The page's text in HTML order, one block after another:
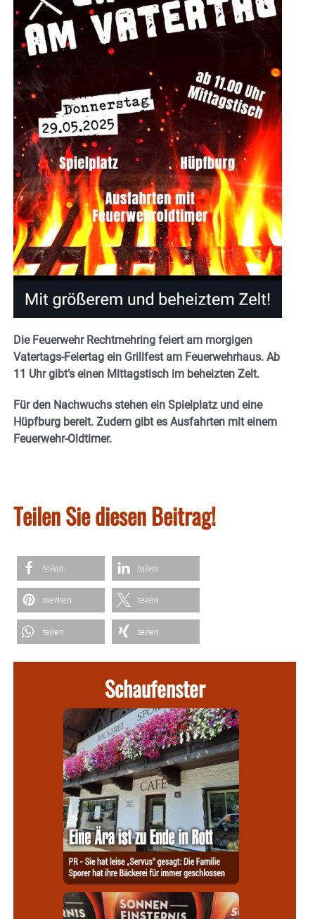
Die Feuerwehr Rechtmehring feiert am morgigen
Vatertags-Feiertag ein Grillfest am Feuerwehrhaus. Ab
11 Uhr gibt’s einen Mittagstisch im beheizten Zelt.
Für den Nachwuchs stehen ein Spielplatz und eine
Hüpfburg bereit. Zudem gibt es Ausfahrten mit einem
Feuerwehr-Oldtimer.
Teilen Sie diesen Beitrag!
teilen teilen
merken teilen
teilen teilen
Schaufenster